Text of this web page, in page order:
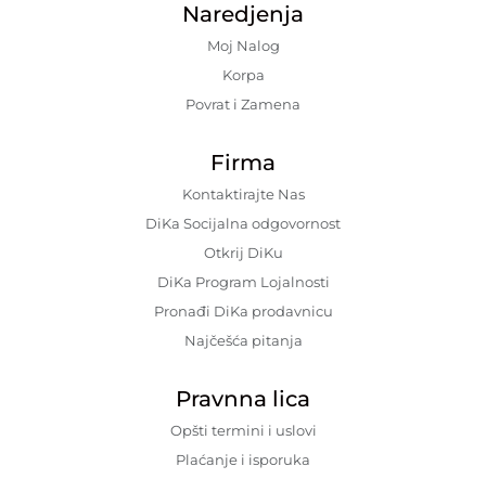
Naredjenja
Moj Nalog
Korpa
Povrat i Zamena
Firma
Kontaktirajte Nas
DiKa Socijalna odgovornost
Otkrij DiKu
DiKa Program Lojalnosti
Pronađi DiKa prodavnicu
Najčešća pitanja
Pravnna lica
Opšti termini i uslovi
Plaćanje i isporuka